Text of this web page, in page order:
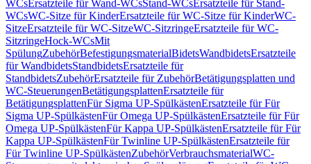
WCsErsatzteile für Wand-WCsStand-WCsErsatzteile für Stand-
WCsWC-Sitze für KinderErsatzteile für WC-Sitze für KinderWC-
SitzeErsatzteile für WC-SitzeWC-SitzringeErsatzteile für WC-
SitzringeHock-WCsMit
SpülungZubehörBefestigungsmaterialBidetsWandbidetsErsatzteile
für WandbidetsStandbidetsErsatzteile für
StandbidetsZubehörErsatzteile für ZubehörBetätigungsplatten und
WC-SteuerungenBetätigungsplattenErsatzteile für
BetätigungsplattenFür Sigma UP-SpülkästenErsatzteile für Für
Sigma UP-SpülkästenFür Omega UP-SpülkästenErsatzteile für Für
Omega UP-SpülkästenFür Kappa UP-SpülkästenErsatzteile für Für
Kappa UP-SpülkästenFür Twinline UP-SpülkästenErsatzteile für
Für Twinline UP-SpülkästenZubehörVerbrauchsmaterialWC-